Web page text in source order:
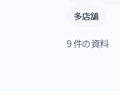
多店舗
9件の資料